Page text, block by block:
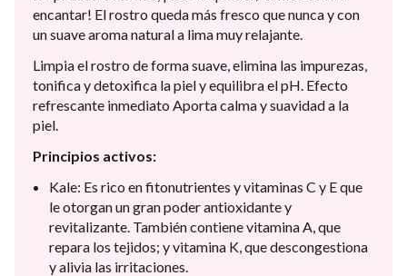
encantar! El rostro queda más fresco que nunca y con
un suave aroma natural a lima muy relajante.
Limpia el rostro de forma suave, elimina las impurezas,
tonifica y detoxifica la piel y equilibra el pH. Efecto
refrescante inmediato Aporta calma y suavidad a la
piel.
Principios activos:
Kale: Es rico en fitonutrientes y vitaminas C y E que
le otorgan un gran poder antioxidante y
revitalizante. También contiene vitamina A, que
repara los tejidos; y vitamina K, que descongestiona
y alivia las irritaciones.